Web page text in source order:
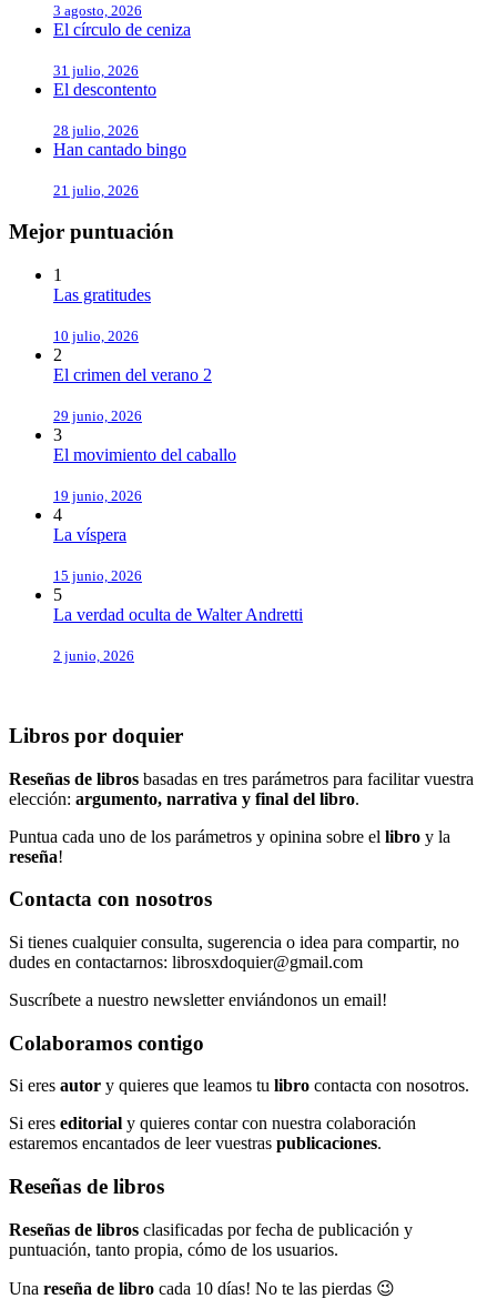
3 agosto, 2026
El círculo de ceniza
31 julio, 2026
El descontento
28 julio, 2026
Han cantado bingo
21 julio, 2026
Mejor puntuación
1
Las gratitudes
10 julio, 2026
2
El crimen del verano 2
29 junio, 2026
3
El movimiento del caballo
19 junio, 2026
4
La víspera
15 junio, 2026
5
La verdad oculta de Walter Andretti
2 junio, 2026
Libros por doquier
Reseñas de libros basadas en tres parámetros para facilitar vuestra
elección: argumento, narrativa y final del libro.
Puntua cada uno de los parámetros y opinina sobre el libro y la
reseña!
Contacta con nosotros
Si tienes cualquier consulta, sugerencia o idea para compartir, no
dudes en contactarnos: librosxdoquier@gmail.com
Suscríbete a nuestro newsletter enviándonos un email!
Colaboramos contigo
Si eres autor y quieres que leamos tu libro contacta con nosotros.
Si eres editorial y quieres contar con nuestra colaboración
estaremos encantados de leer vuestras publicaciones.
Reseñas de libros
Reseñas de libros clasificadas por fecha de publicación y
puntuación, tanto propia, cómo de los usuarios.
Una reseña de libro cada 10 días! No te las pierdas 😉